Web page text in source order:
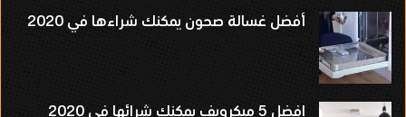
أفضل غسالة صحون يمكنك شراءها في 2020
افضل 5 ميكرويف يمكنك شرائها فى 2020